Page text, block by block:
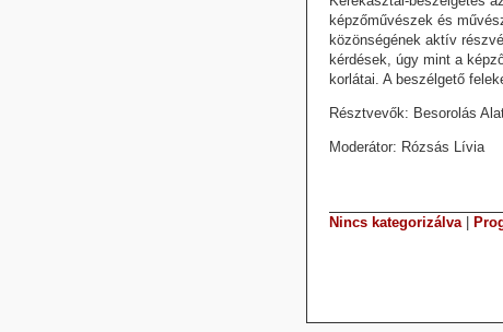
képzőművészek és
közönségének aktív
kérdések, úgy mint a
korlátai. A beszélgető
Résztvevők: Besorolás
Moderátor: Rózsás Lívia
Nincs kategorizálva|